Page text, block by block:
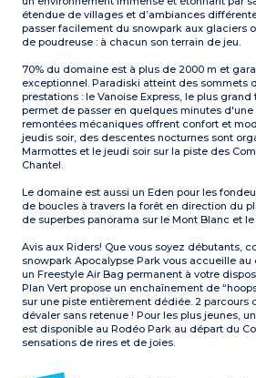
étendue de villages et d’ambiances
passer facilement du snowpark aux glaciers
de poudreuse : à chacun son terrain de jeu.
70% du domaine est à plus de 2000 m et
exceptionnel. Paradiski atteint des sommets
prestations : le Vanoise Express, le plus
permet de passer en quelques minutes d'une
remontées mécaniques offrent confort et
jeudis soir, des descentes nocturnes sont
Marmottes et le jeudi soir sur la piste des
Chantel.
Le domaine est aussi un Eden pour les
de boucles à travers la forêt en direction du
de superbes panorama sur le Mont Blanc et
Avis aux Riders! Que vous soyez débutants,
snowpark Apocalypse Park vous accueille
un Freestyle Air Bag permanent à votre
Plan Vert propose un enchaînement de
sur une piste entièrement dédiée. 2 parcours
dévaler sans retenue ! Pour les plus jeunes,
est disponible au Rodéo Park au départ du
sensations de rires et de joies.